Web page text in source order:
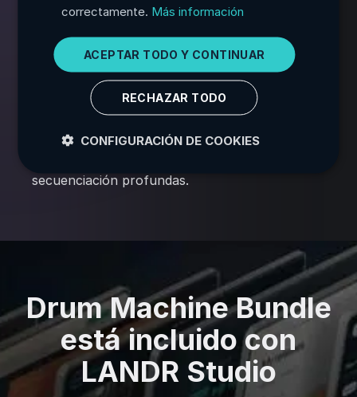
Pads personalizables
Edita, invierte, filtra, ajusta el tono y carga
tus propios samples en cada pad.
Las cuatro cajas de ritmos incluyen
secuenciación profundas.
Drum Machine Bundle
está incluido con
LANDR Studio
JAPANESE
KOREAN
correctamente. Más información
ACEPTAR TODO Y CONTINUAR
RECHAZAR TODO
CONFIGURACIÓN DE COOKIES